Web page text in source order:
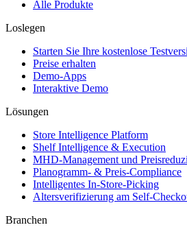
Alle Produkte
Loslegen
Starten Sie Ihre kostenlose
Preise erhalten
Demo-Apps
Interaktive Demo
Lösungen
Store Intelligence Platform
Shelf Intelligence & Execution
MHD-Management und
Planogramm- & Preis-Compliance
Intelligentes In-Store-Picking
Altersverifizierung am Self-
Branchen